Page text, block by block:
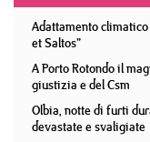
Adattamento
et Saltos”
A Porto Rotondo il
giustizia e del Csm
Olbia, notte di furti
devastate e svaligiate